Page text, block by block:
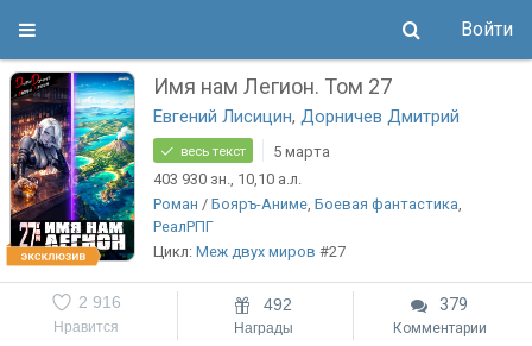
Войти
Имя нам Легион. Том 27
Евгений Лисицин,Дорничев Дмитрий
весь текст
5 марта
403 930 зн., 10,10 а.л.
Роман /Бояръ-Аниме,Боевая фантастика,
РеалРПГ
Цикл:Меж двух миров #27
Нравится
2 916 492
Награды
379
Комментарии